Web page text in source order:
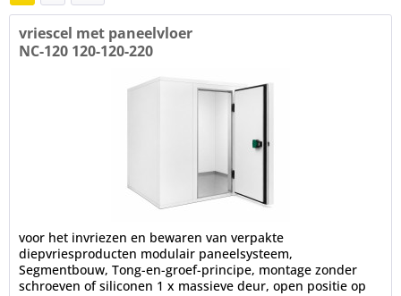
vriescel met paneelvloer
NC-120 120-120-220
voor het invriezen en bewaren van verpakte
diepvriesproducten modulair paneelsysteem,
Segmentbouw, Tong-en-groef-principe, montage zonder
schroeven of siliconen 1 x massieve deur, open positie op